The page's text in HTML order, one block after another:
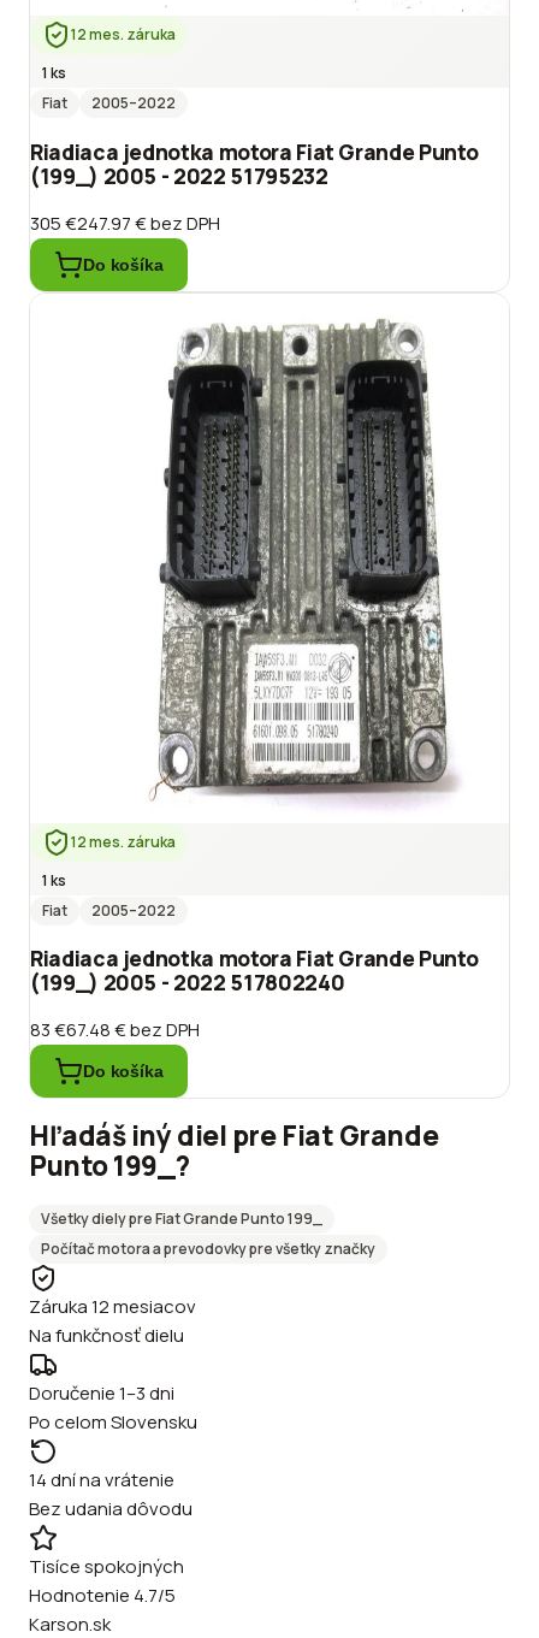
12 mes. záruka
1 ks
Fiat
2005–2022
Riadiaca jednotka motora Fiat Grande Punto
(199_) 2005 - 2022 51795232
305 €247.97 €bez DPH
Do košíka
12 mes. záruka
1 ks
Fiat
2005–2022
Riadiaca jednotka motora Fiat Grande Punto
(199_) 2005 - 2022 517802240
83 €67.48 €bez DPH
Do košíka
Hľadáš iný diel pre FiatGrande
Punto 199_?
Všetky diely preFiatGrande Punto 199_
Počítač motora a prevodovkypre všetky značky
Záruka 12 mesiacov
Na funkčnosť dielu
Doručenie 1–3 dni
Po celom Slovensku
14 dní na vrátenie
Bez udania dôvodu
Tisíce spokojných
Hodnotenie 4.7/5
Karson.sk